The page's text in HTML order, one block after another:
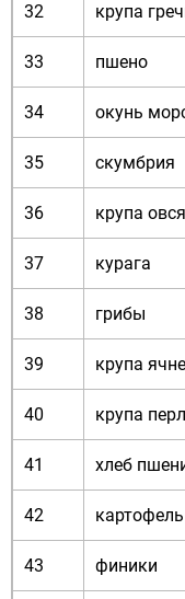
32 крупа
33 пшено
34 окунь
35 скумбрия
36 крупа
37 курага
38 грибы
39 крупа
40 крупа
41 хлеб
42
43 финики